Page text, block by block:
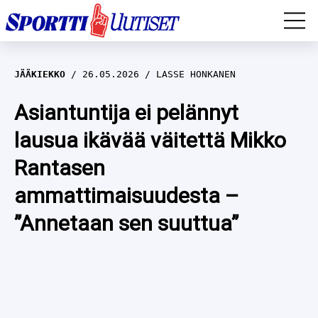
EM-YLEISURHEILU
JÄÄKIEKKO
YLEISURHEILU
WILMA HELTELÄ
MUSTAFE MUUSE
TALVILAJIT
IIVO NISKANEN
FORMULA 1
JÄÄKIEKKO 26.05.2026 LASSE HONKANEN
Asiantuntija ei pelännyt
lausua ikävää väitettä Mikko
Rantasen
ammattimaisuudesta –
”Annetaan sen suuttua”